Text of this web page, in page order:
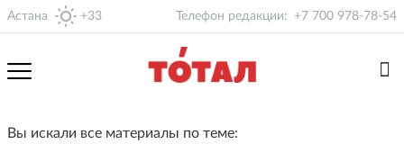
Астана +33 Телефон редакции: +7 700 978-78-54
Вы искали все материалы по теме: